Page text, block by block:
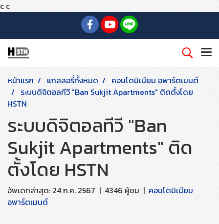
c c
หน้าแรก แกลลอรี่ทั้งหมด
คอนโดมิเนียม อพาร์ตเมนต์
ระบบดิจิตอลทีวี "Ban Sukjit Apartments" ติดตั้งโดย
HSTN
ระบบดิจิตอลทีวี "Ban
Sukjit Apartments" ติด
ตั้งโดย HSTN
อัพเดทล่าสุด: 24 ก.ค. 2567 | 4346 ผู้ชม | คอนโดมิเนียม
อพาร์ตเมนต์